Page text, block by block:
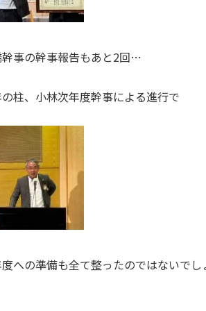
事の幹事報告もあと2回…
柱、小林次年度幹事による進行で
への準備も全て整ったのではないで